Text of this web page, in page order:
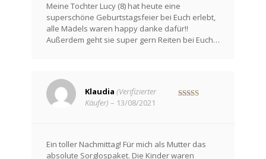
Meine Tochter Lucy (8) hat heute eine
superschöne Geburtstagsfeier bei Euch erlebt,
alle Mädels waren happy danke dafür‼️
Außerdem geht sie super gern Reiten bei Euch…
Klaudia (Verifizierter
Käufer) – 13/08/2021
Ein toller Nachmittag! Für mich als Mutter das
absolute Sorglospaket. Die Kinder waren